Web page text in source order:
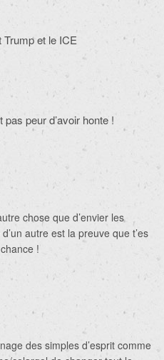
et le ICE
peur d’avoir honte !
chose que d’envier les
autre est la preuve que t’es
!
des simples d’esprit comme